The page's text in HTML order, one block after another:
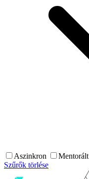
Aszinkron Mentorált
Szűrők törlése